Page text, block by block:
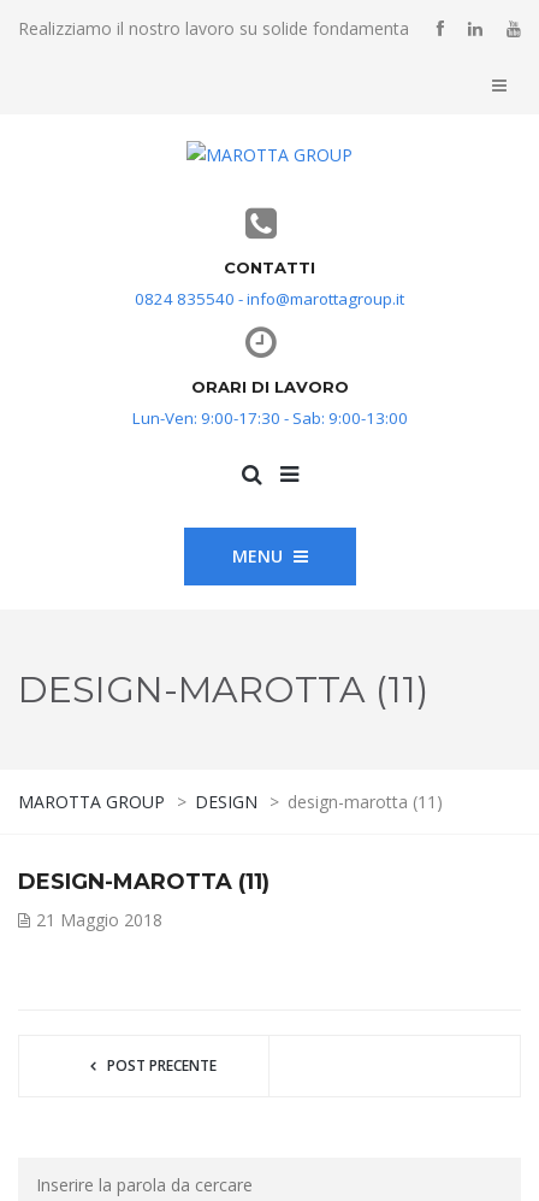
Realizziamo il nostro lavoro su solide fondamenta
CONTATTI
0824 835540 - info@marottagroup.it
ORARI DI LAVORO
Lun-Ven: 9:00-17:30 - Sab: 9:00-13:00
MENU
DESIGN-MAROTTA (11)
MAROTTA GROUP > DESIGN > design-marotta (11)
DESIGN-MAROTTA (11)
21 Maggio 2018
POST PRECENTE